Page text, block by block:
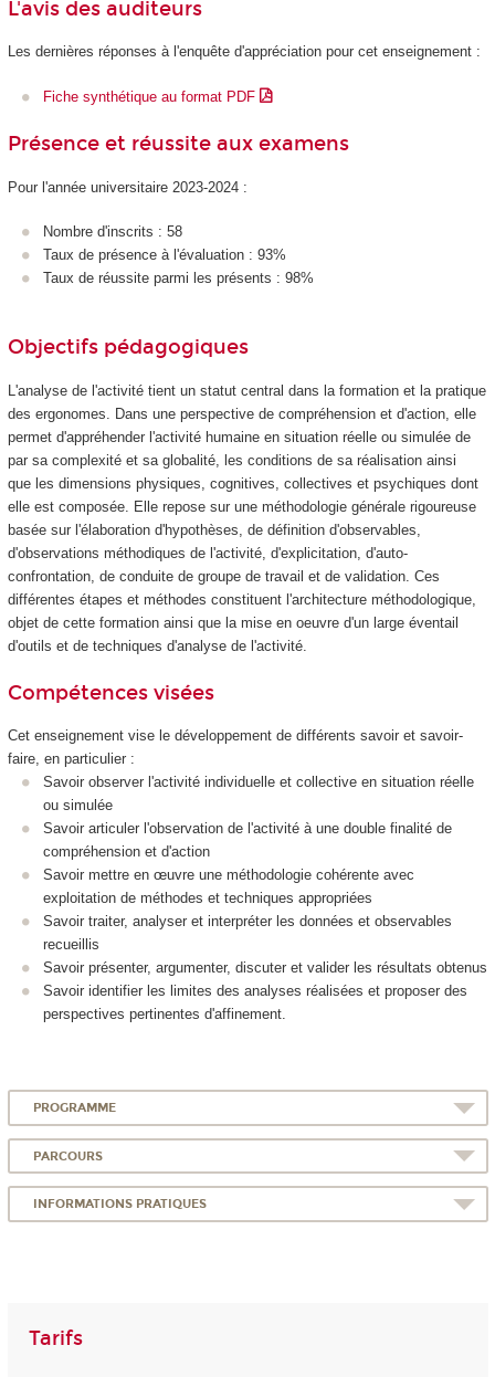
L'avis des auditeurs
Les dernières réponses à l'enquête d'appréciation pour cet enseignement :
Fiche synthétique au format PDF
Présence et réussite aux examens
Pour l'année universitaire 2023-2024 :
Nombre d'inscrits : 58
Taux de présence à l'évaluation : 93%
Taux de réussite parmi les présents : 98%
Objectifs pédagogiques
L'analyse de l'activité tient un statut central dans la formation et la pratique
des ergonomes. Dans une perspective de compréhension et d'action, elle
permet d'appréhender l'activité humaine en situation réelle ou simulée de
par sa complexité et sa globalité, les conditions de sa réalisation ainsi
que les dimensions physiques, cognitives, collectives et psychiques dont
elle est composée. Elle repose sur une méthodologie générale rigoureuse
basée sur l'élaboration d'hypothèses, de définition d'observables,
d'observations méthodiques de l'activité, d'explicitation, d'auto-
confrontation, de conduite de groupe de travail et de validation. Ces
différentes étapes et méthodes constituent l'architecture méthodologique,
objet de cette formation ainsi que la mise en oeuvre d'un large éventail
d'outils et de techniques d'analyse de l'activité.
Compétences visées
Cet enseignement vise le développement de différents savoir et savoir-
faire, en particulier :
Savoir observer l'activité individuelle et collective en situation réelle
ou simulée
Savoir articuler l'observation de l'activité à une double finalité de
compréhension et d'action
Savoir mettre en œuvre une méthodologie cohérente avec
exploitation de méthodes et techniques appropriées
Savoir traiter, analyser et interpréter les données et observables
recueillis
Savoir présenter, argumenter, discuter et valider les résultats obtenus
Savoir identifier les limites des analyses réalisées et proposer des
perspectives pertinentes d'affinement.
PROGRAMME
PARCOURS
INFORMATIONS PRATIQUES
Tarifs